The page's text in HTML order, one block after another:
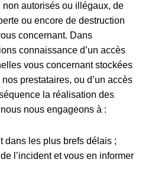
non autorisés ou illégaux, de
ou encore de destruction
concernant. Dans
connaissance d’un accès
vous concernant stockées
prestataires, ou d’un accès
la réalisation des
nous engageons à :
dans les plus brefs délais ;
l’incident et vous en informer